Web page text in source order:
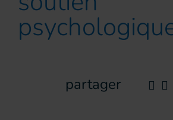
partager